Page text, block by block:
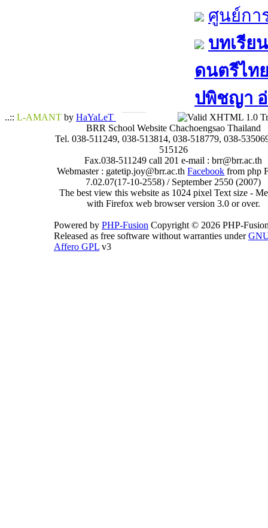
ศูนย์กา
บทเรีย
ดนตรีไท
ปพิชญา​ อ่
..:: L-AMANT by HaYaLeT
BRR School Website Chachoengsao Thailand
Tel. 038-511249, 038-513814, 038-518779, 038-
515126
Fax.038-511249 call 201 e-mail : brr@brr.ac.th
Webmaster : gatetip.joy@brr.ac.thFacebook from php
7.02.07(17-10-2558) / September 2550 (2007)
The best view this website as 1024 pixel Text size -
with Firefox web browser version 3.0 or over.
Powered by PHP-Fusion Copyright © 2026 PHP-
Released as free software without warranties under
Affero GPL v3